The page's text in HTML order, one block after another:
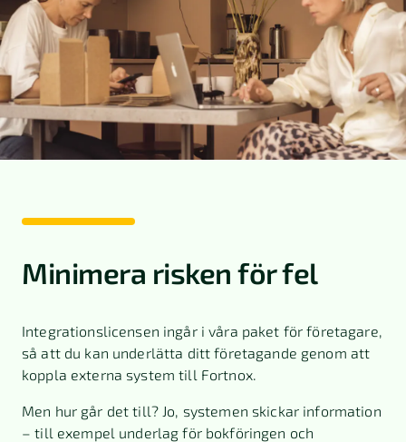
Minimera risken för fel
Integrationslicensen ingår i våra paket för företagare,
så att du kan underlätta ditt företagande genom att
koppla externa system till Fortnox.
Men hur går det till? Jo, systemen skickar information
– till exempel underlag för bokföringen och